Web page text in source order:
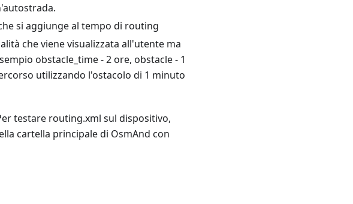
si aggiunge al tempo di routing
che viene visualizzata all'utente ma
obstacle_time - 2 ore, obstacle - 1
utilizzando l'ostacolo di 1 minuto
testare routing.xml sul dispositivo,
cartella principale di OsmAnd con